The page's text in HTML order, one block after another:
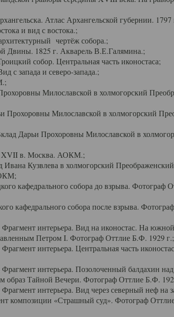
Атлас Архангельской губернии. 1797
и вид с востока.;
чертёж собора.;
Двины. 1825 г. Акварель В.Е.Галямина.;
собор. Центральная часть иконостаса;
с запада и северо-запада.;
Милославской в холмогорский
Милославской в холмогорский
Дарьи Прохоровны Милославской в
XVII в. Москва. АОКМ.;
Кузвлева в холмогорский Преображенский
кафедрального собора до взрыва. Фотограф
кафедрального собора после взрыва.
интерьера. Вид на иконостас. На
Петром I. Фотограф Оттлие Б.Ф. 1929 г.;
интерьера. Центральная часть
интерьера. Позолоченный балдахин
образ Тайной Вечери. Фотограф Оттлие Б.Ф.
интерьера. Вид через северный неф на
композиции «Страшный суд». Фотограф